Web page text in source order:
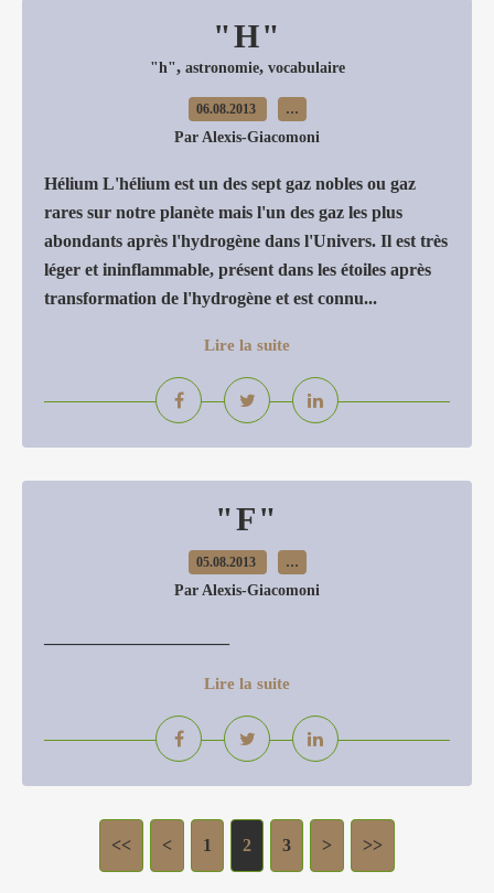
"H"
"h", astronomie, vocabulaire
06.08.2013 …
Par Alexis-Giacomoni
Hélium L'hélium est un des sept gaz nobles ou gaz
rares sur notre planète mais l'un des gaz les plus
abondants après l'hydrogène dans l'Univers. Il est très
léger et ininflammable, présent dans les étoiles après
transformation de l'hydrogène et est connu...
Lire la suite
"F"
05.08.2013 …
Par Alexis-Giacomoni
Lire la suite
<< < 1 2 3 > >>